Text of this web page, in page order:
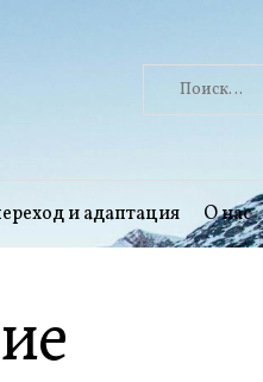
Найти:
и адаптация О нас